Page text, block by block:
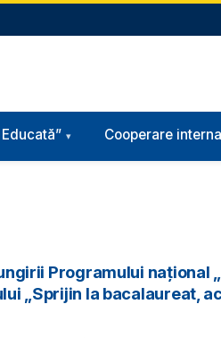
Cooperare
Programului naţional
„Sprijin la bacalaureat,